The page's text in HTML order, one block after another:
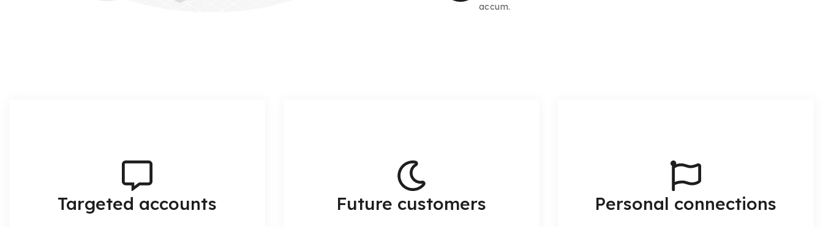
accum.
Targeted accounts Future customers Personal connections